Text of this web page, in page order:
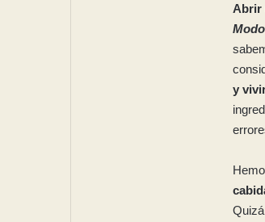
Abrir
y
Quizá